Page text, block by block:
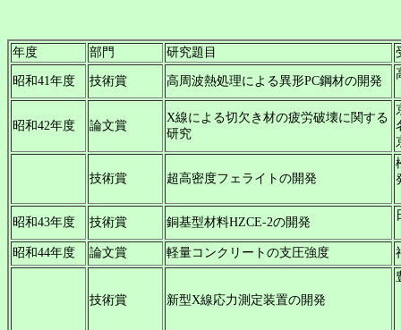
年度 部門 研究題目
昭和41年度 技術賞 高周波熱処理による異形PC鋼材の開発
昭和42年度 論文賞
X線による切欠き材の疲労破壊に関する
研究
技術賞 超高密度フェライトの開発
昭和43年度 技術賞 銅基型材料HZCE-2の開発
昭和44年度 論文賞 軽量コンクリートの支圧強度
技術賞 新型X線応力測定装置の開発